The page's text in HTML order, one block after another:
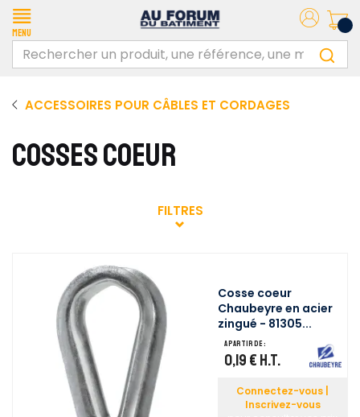
Menu
ACCESSOIRES POUR CÂBLES ET CORDAGES
COSSES COEUR
FILTRES
Cosse coeur
Chaubeyre en acier
zingué - 81305...
A partir de :
0,19 € H.T.
Connectez-vous |
Inscrivez-vous